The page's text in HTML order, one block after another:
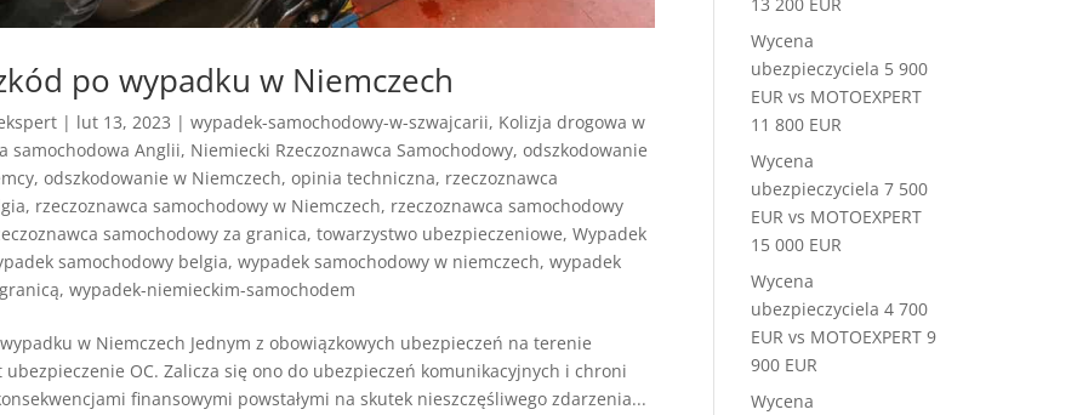
po wypadku w Niemczech
| lut 13, 2023 | wypadek-samochodowy-w-szwajcarii, Kolizja drogowa w
samochodowa Anglii, Niemiecki Rzeczoznawca Samochodowy, odszkodowanie
, odszkodowanie w Niemczech, opinia techniczna, rzeczoznawca
, rzeczoznawca samochodowy w Niemczech, rzeczoznawca samochodowy
samochodowy za granica, towarzystwo ubezpieczeniowe, Wypadek
samochodowy belgia, wypadek samochodowy w niemczech, wypadek
, wypadek-niemieckim-samochodem
w Niemczech Jednym z obowiązkowych ubezpieczeń na terenie
ubezpieczenie OC. Zalicza się ono do ubezpieczeń komunikacyjnych i chroni
finansowymi powstałymi na skutek nieszczęśliwego zdarzenia...
Wycena
ubezpieczyciela 5 900
EUR vs MOTOEXPERT
11 800 EUR
Wycena
ubezpieczyciela 7 500
EUR vs MOTOEXPERT
15 000 EUR
Wycena
ubezpieczyciela 4 700
EUR vs MOTOEXPERT 9
900 EUR
Wycena